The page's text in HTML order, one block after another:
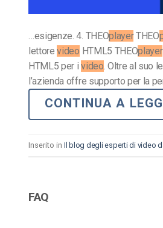
…esigenze. 4. THEOplayerTHEO
lettorevideo HTML5 THEOplayer
HTML5 per ivideo. Oltre al suo
l’azienda offre supporto per la
CONTINUA A
Inserito in Il blog degli esperti di video
FAQ